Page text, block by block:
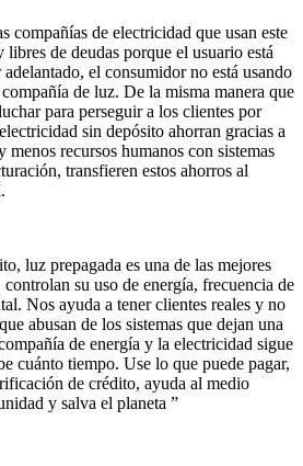
compañías de electricidad que usan este
libres de deudas porque el usuario está
el consumidor no está usando
de luz. De la misma manera que
para perseguir a los clientes por
sin depósito ahorran gracias a
recursos humanos con sistemas
transfieren estos ahorros al
luz prepagada es una de las mejores
su uso de energía, frecuencia de
Nos ayuda a tener clientes reales y no
abusan de los sistemas que dejan una
de energía y la electricidad sigue
cuánto tiempo. Use lo que puede pagar,
de crédito, ayuda al medio
y salva el planeta ”